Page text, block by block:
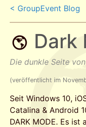
< GroupEvent Blog
Dark
Die dunkle Seite
(veröffentlicht im
Seit Windows 10,
Catalina & Android
DARK MODE. Es ist